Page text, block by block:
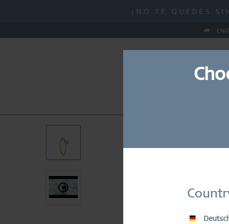
¡NO TE QUEDES